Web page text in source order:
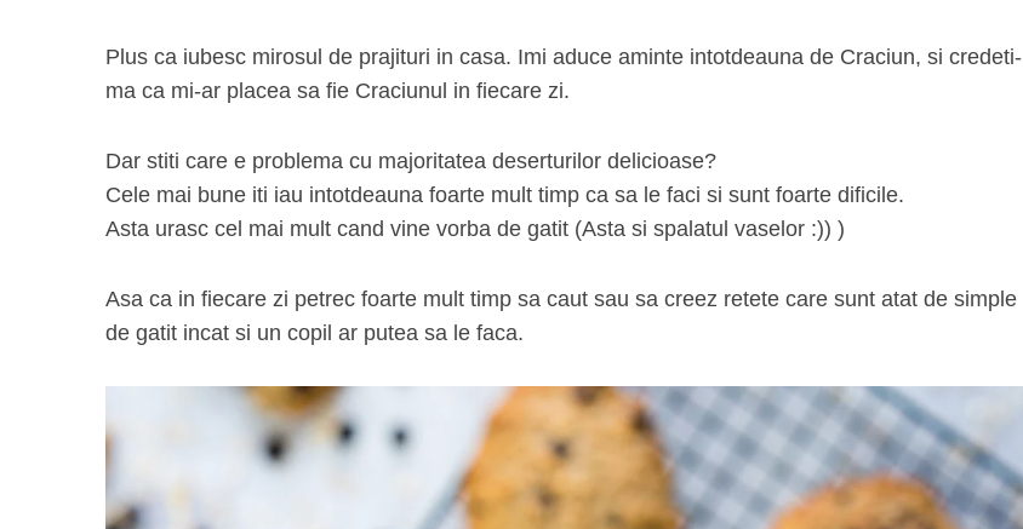
Plus ca iubesc mirosul de prajituri in casa. Imi aduce aminte intotdeauna de Craciun, si credeti-
ma ca mi-ar placea sa fie Craciunul in fiecare zi.
Dar stiti care e problema cu majoritatea deserturilor delicioase?
Cele mai bune iti iau intotdeauna foarte mult timp ca sa le faci si sunt foarte dificile.
Asta urasc cel mai mult cand vine vorba de gatit (Asta si spalatul vaselor :)) )
Asa ca in fiecare zi petrec foarte mult timp sa caut sau sa creez retete care sunt atat de simple
de gatit incat si un copil ar putea sa le faca.
e
a
h
o